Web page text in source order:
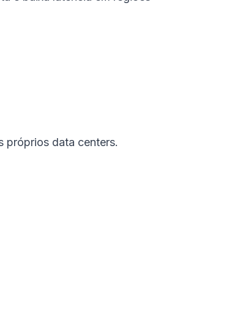
próprios data centers.